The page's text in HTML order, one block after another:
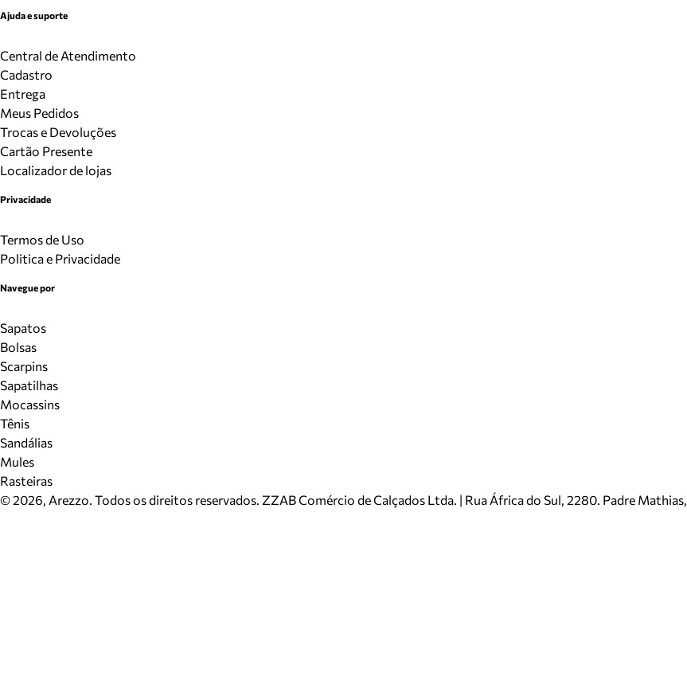
Ajuda e suporte
Central de Atendimento
Cadastro
Entrega
Meus Pedidos
Trocas e Devoluções
Cartão Presente
Localizador de lojas
Privacidade
Termos de Uso
Politica e Privacidade
Navegue por
Sapatos
Bolsas
Scarpins
Sapatilhas
Mocassins
Tênis
Sandálias
Mules
Rasteiras
©2026, Arezzo. Todos os direitos reservados. ZZAB Comércio de Calçados Ltda. | Rua África do Sul, 2280. Padre